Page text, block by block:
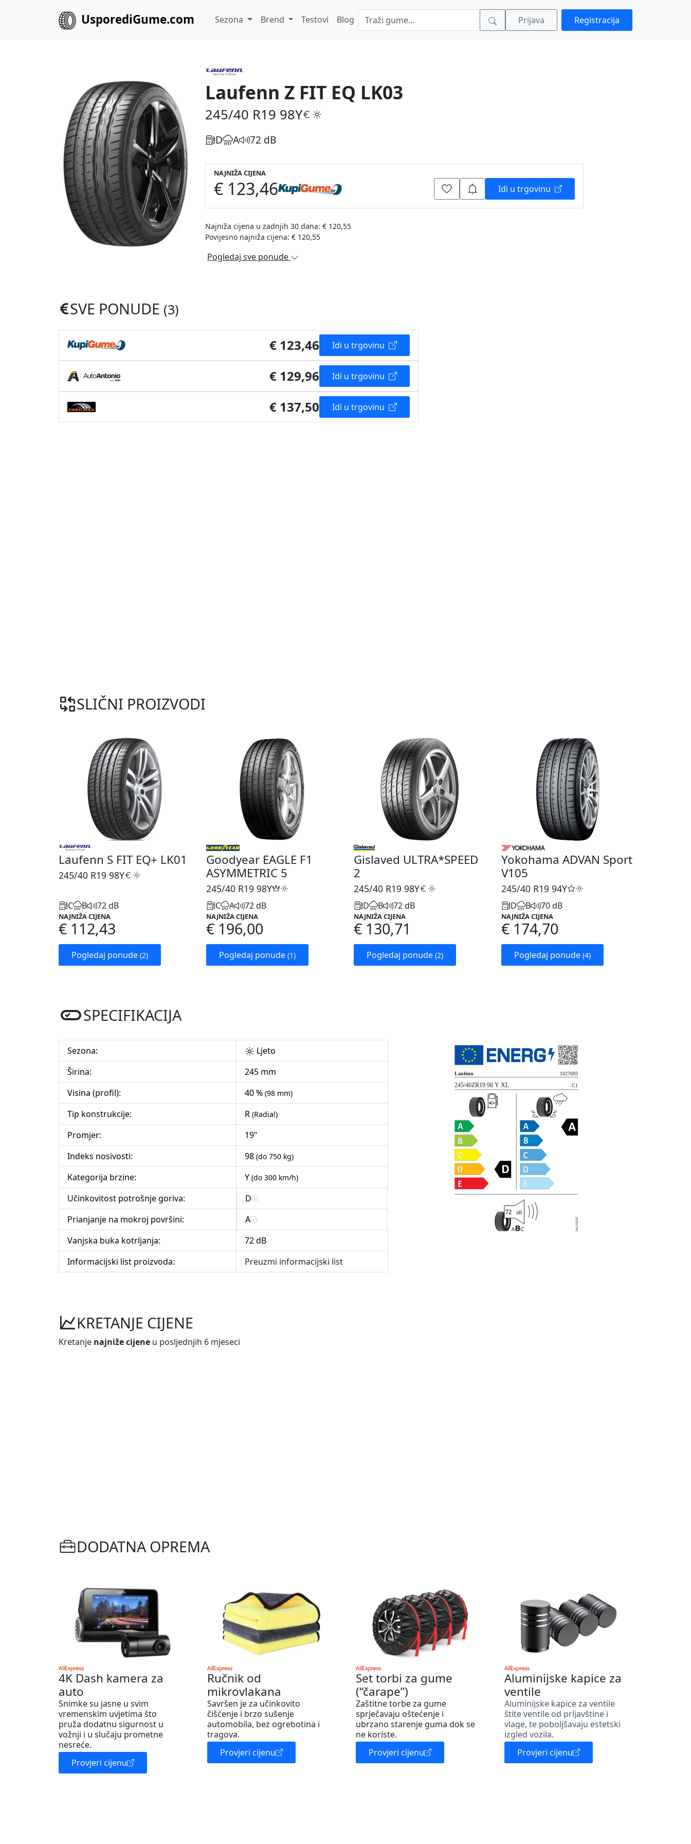
UsporediGume.com Sezona Brend Testovi Blog Prijava Registracija
Laufenn Z FIT EQ LK03
245/40 R19 98Y
D A 72 dB
NAJNIŽA CIJENA
€ 123,46 Idi u trgovinu
Najniža cijena u zadnjih 30 dana: € 120,55
Povijesno najniža cijena: € 120,55
Pogledaj sve ponude
SVE PONUDE (3)
€ 123,46 Idi u trgovinu
€ 129,96 Idi u trgovinu
€ 137,50 Idi u trgovinu
SLIČNI PROIZVODI
Laufenn S FIT EQ+ LK01
245/40 R19 98Y
C B 72 dB
NAJNIŽA CIJENA
€ 112,43
Pogledaj ponude (2)
Goodyear EAGLE F1
ASYMMETRIC 5
245/40 R19 98Y
C A 72 dB
NAJNIŽA CIJENA
€ 196,00
Pogledaj ponude (1)
Gislaved ULTRA*SPEED
2
245/40 R19 98Y
D B 72 dB
NAJNIŽA CIJENA
€ 130,71
Pogledaj ponude (2)
Yokohama ADVAN Sport
V105
245/40 R19 94Y
D B 70 dB
NAJNIŽA CIJENA
€ 174,70
Pogledaj ponude (4)
SPECIFIKACIJA
Sezona:
Ljeto
Širina:
245 mm
Visina (profil):
40 % (98 mm)
Tip konstrukcije: R (Radial)
Promjer:
19"
Indeks nosivosti:
98 (do 750 kg)
Kategorija brzine: Y (do 300 km/h)
Učinkovitost potrošnje goriva:
D
Prianjanje na mokroj površini:
A
Vanjska buka kotrljanja:
72 dB
Informacijski list proizvoda:
Preuzmi informacijski list
KRETANJE CIJENE
Kretanje najniže cijene u posljednjih 6 mjeseci
DODATNA OPREMA
4K Dash kamera za
auto
Snimke su jasne u svim
vremenskim uvjetima što
pruža dodatnu sigurnost u
vožnji i u slučaju prometne
nesreće.
Provjeri cijenu
Ručnik od
mikrovlakana
Savršen je za učinkovito
čišćenje i brzo sušenje
automobila, bez ogrebotina i
tragova.
Provjeri cijenu
Set torbi za gume
(“čarape”)
Zaštitne torbe za gume
sprječavaju oštećenje i
ubrzano starenje guma dok se
ne koriste.
Provjeri cijenu
Aluminijske kapice za
ventile
Aluminijske kapice za ventile
štite ventile od prljavštine i
vlage, te poboljšavaju estetski
izgled vozila.
Provjeri cijenu